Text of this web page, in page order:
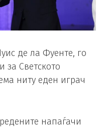
де ла Фуенте, го
за Светското
ниту еден играч
напаѓачи